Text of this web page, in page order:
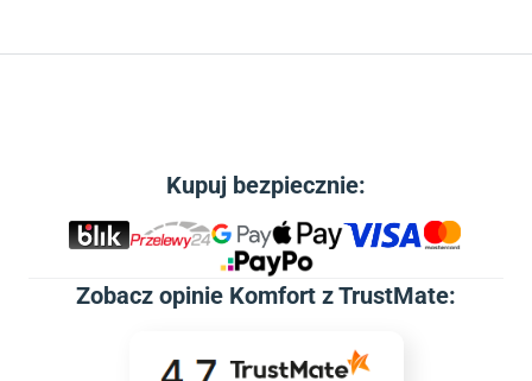
Kupuj bezpiecznie:
Zobacz opinie Komfort z TrustMate: